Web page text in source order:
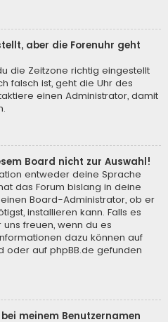
aber die Forenuhr geht
die Zeitzone richtig eingestellt
falsch ist, geht die Uhr des
einen Administrator, damit
Board nicht zur Auswahl!
entweder deine Sprache
das Forum bislang in deine
Board-Administrator, ob er
installieren kann. Falls es
freuen, wenn du es
dazu können auf
oder auf phpBB.de gefunden
meinem Benutzernamen